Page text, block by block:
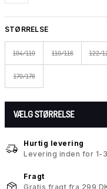
STØRRELSE
104/110 110/116 122/
170/176
VÆLG STØRRELSE
Hurtig levering
Levering inden for 1-
Fragt
Gratis fragt fra 299